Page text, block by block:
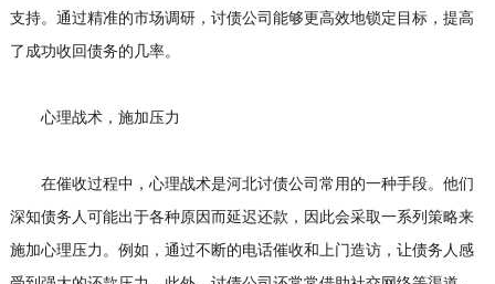
支持。通过精准的市场调研，讨债公司能够更高效地锁定目标，提高
了成功收回债务的几率。
心理战术，施加压力
在催收过程中，心理战术是河北讨债公司常用的一种手段。他们
深知债务人可能出于各种原因而延迟还款，因此会采取一系列策略来
施加心理压力。例如，通过不断的电话催收和上门造访，让债务人感